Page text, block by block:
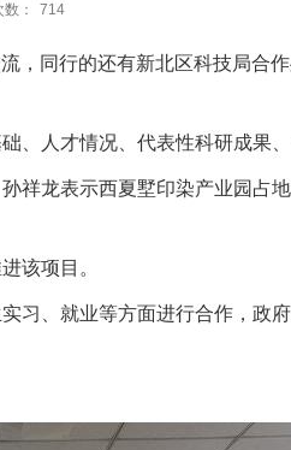
： 714
，同行的还有新北区科技局合
人才情况、代表性科研成果
祥龙表示西夏墅印染产业园占
该项目。
习、就业等方面进行合作，政